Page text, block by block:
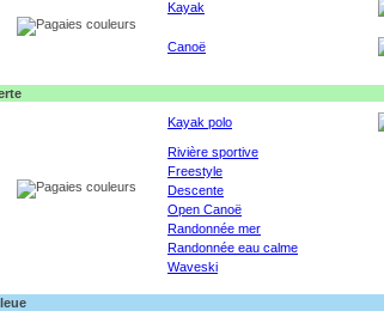
Kayak
Canoë
Kayak polo
Rivière sportive
Freestyle
Descente
Open Canoë
Randonnée mer
Randonnée eau calme
Waveski